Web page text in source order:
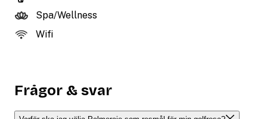
Spa/Wellness
Wifi
Frågor & svar